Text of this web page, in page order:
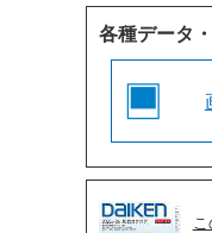
各種データ